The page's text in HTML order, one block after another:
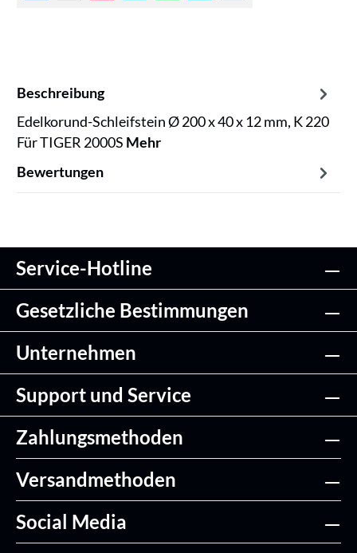
Beschreibung
Edelkorund-Schleifstein Ø 200 x 40 x 12 mm, K 220
Für TIGER 2000S Mehr
Bewertungen
Service-Hotline
Gesetzliche Bestimmungen
Unternehmen
Support und Service
Zahlungsmethoden
Versandmethoden
Social Media